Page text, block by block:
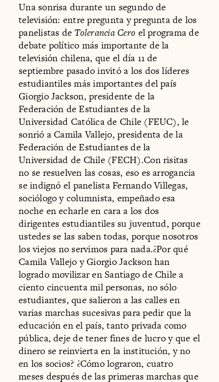
Una sonrisa durante un segundo de
televisión: entre pregunta y pregunta de los
panelistas de Tolerancia Cero el programa de
debate político más importante de la
televisión chilena, que el día 11 de
septiembre pasado invitó a los dos líderes
estudiantiles más importantes del país
Giorgio Jackson, presidente de la
Federación de Estudiantes de la
Universidad Católica de Chile (FEUC), le
sonrió a Camila Vallejo, presidenta de la
Federación de Estudiantes de la
Universidad de Chile (FECH).Con risitas
no se resuelven las cosas, eso es arrogancia
se indignó el panelista Fernando Villegas,
sociólogo y columnista, empeñado esa
noche en echarle en cara a los dos
dirigentes estudiantiles su juventud, porque
ustedes se las saben todas, porque nosotros
los viejos no servimos para nada.¿Por qué
Camila Vallejo y Giorgio Jackson han
logrado movilizar en Santiago de Chile a
ciento cincuenta mil personas, no sólo
estudiantes, que salieron a las calles en
varias marchas sucesivas para pedir que la
educación en el país, tanto privada como
pública, deje de tener fines de lucro y que el
dinero se reinvierta en la institución, y no
en los socios? ¿Cómo lograron, cuatro
meses después de las primeras marchas que